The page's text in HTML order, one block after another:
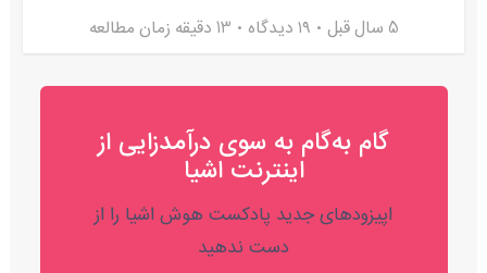
5 سال قبل ۱۹ دیدگاه 13 دقیقه زمان مطالعه
گام به‌گام به‌ سوی درآمدزایی از
اینترنت اشیا
اپیزودهای جدید پادکست هوش اشیا را از
دست ندهید